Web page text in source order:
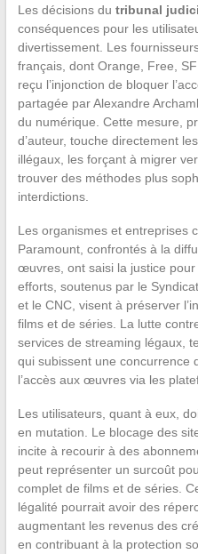
Les décisions du tribunal
conséquences pour les
divertissement. Les
français, dont Orange, Free,
reçu l’injonction de bloquer
partagée par Alexandre
du numérique. Cette mesure,
d’auteur, touche directement
illégaux, les forçant à migrer
trouver des méthodes plus
interdictions.
Les organismes et entreprises
Paramount, confrontés à la
œuvres, ont saisi la justice
efforts, soutenus par le
et le CNC, visent à préserver
films et de séries. La lutte
services de streaming légaux,
qui subissent une concurrence
l’accès aux œuvres via les
Les utilisateurs, quant à eux,
en mutation. Le blocage des
incite à recourir à des
peut représenter un surcoût
complet de films et de séries.
légalité pourrait avoir des
augmentant les revenus des
en contribuant à la protection